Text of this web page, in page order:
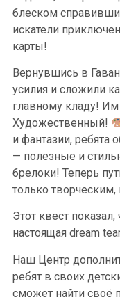
блеском
искатели
карты!
Вернувшись в
усилия и сложили
главному кладу! Им
Художественный!
и фантазии, ребята
— полезные и
брелоки! Теперь
только
Этот квест
настоящая dream
Наш Центр
ребят в своих
сможет найти своё